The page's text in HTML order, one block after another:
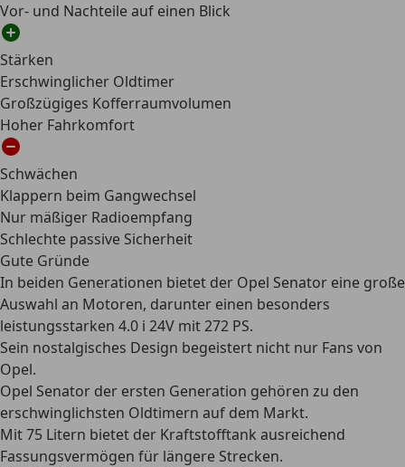
Vor- und Nachteile auf einen Blick
Stärken
Erschwinglicher Oldtimer
Großzügiges Kofferraumvolumen
Hoher Fahrkomfort
Schwächen
Klappern beim Gangwechsel
Nur mäßiger Radioempfang
Schlechte passive Sicherheit
Gute Gründe
In beiden Generationen bietet der Opel Senator eine große
Auswahl an Motoren, darunter einen besonders
leistungsstarken 4.0 i 24V mit 272 PS.
Sein nostalgisches Design begeistert nicht nur Fans von
Opel.
Opel Senator der ersten Generation gehören zu den
erschwinglichsten Oldtimern auf dem Markt.
Mit 75 Litern bietet der Kraftstofftank ausreichend
Fassungsvermögen für längere Strecken.